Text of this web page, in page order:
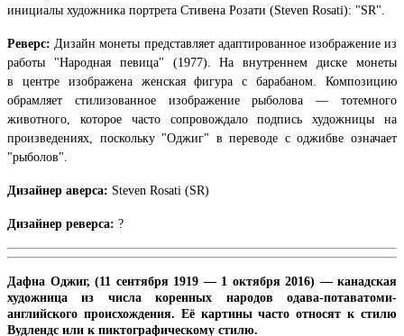
инициалы художника портрета Стивена Розати (Steven Rosati): "SR".
Реверс:Дизайн монеты представляет адаптированное изображение из
работы "Народная певица" (1977).На внутреннем диске монеты
в центре
изображена женская фигура с барабаном. Композицию
обрамляет стилизованное изображение рыболова — тотемного
животного, которое часто сопровождало подпись художницы на
произведениях, поскольку "Оджиг" в переводе с оджибве означает
"рыболов".
Дизайнер аверса: Steven Rosati (SR)
Дизайнер реверса: ?
Дафна Оджиг, (11 сентября 1919 — 1 октября 2016) — канадская
художница из числа коренных народов одава-потаватоми-
английского происхождения. Её картины часто относят к стилю
Вудлендс или к пиктографическому стилю.